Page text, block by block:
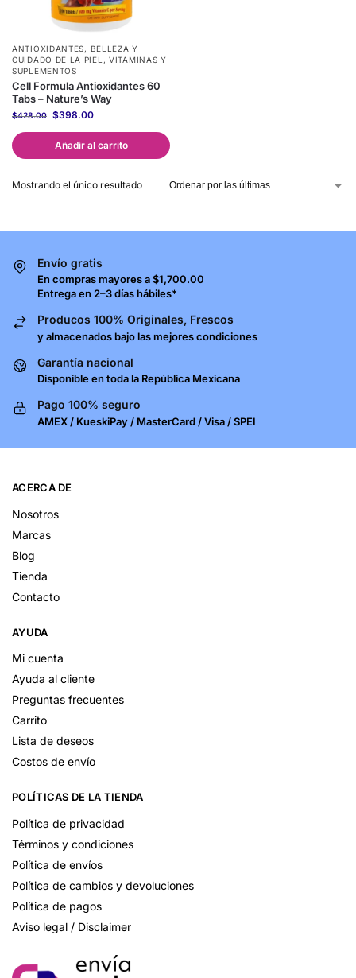
ANTIOXIDANTES, BELLEZA Y
CUIDADO DE LA PIEL ,VITAMINAS Y
SUPLEMENTOS
Cell Formula Antioxidantes 60
Tabs – Nature’s Way
$428.00 $398.00
Añadir al carrito
Mostrando el único resultado
Envío gratis
En compras mayores a $1,700.00
Entrega en 2–3 días hábiles*
Producos 100% Originales, Frescos
y almacenados bajo las mejores condiciones
Garantía nacional
Disponible en toda la República Mexicana
Pago 100% seguro
AMEX / KueskiPay / MasterCard / Visa / SPEI
ACERCA DE
Nosotros
Marcas
Blog
Tienda
Contacto
AYUDA
Mi cuenta
Ayuda al cliente
Preguntas frecuentes
Carrito
Lista de deseos
Costos de envío
POLÍTICAS DE LA TIENDA
Política de privacidad
Términos y condiciones
Política de envíos
Política de cambios y devoluciones
Política de pagos
Aviso legal / Disclaimer